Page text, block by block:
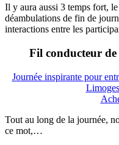
Il y aura aussi 3 temps fort,
déambulations de fin de
interactions entre les
Fil conducteur
Journée inspirante pour
Tout au long de la journée,
ce mot,…